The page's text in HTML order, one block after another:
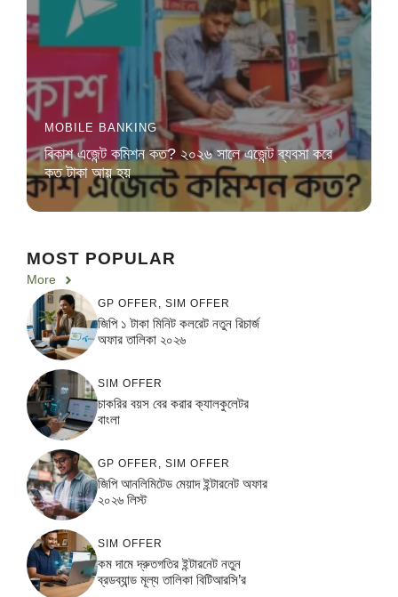
MOBILE BANKING
বিকাশ এজেন্ট কমিশন কত? ২০২৬ সালে এজেন্ট ব্যবসা করে
কত টাকা আয় হয়
MOST POPULAR
More
GP OFFER SIM OFFER
জিপি ১ টাকা মিনিট কলরেট নতুন রিচার্জ
অফার তালিকা ২০২৬
SIM OFFER
চাকরির বয়স বের করার ক্যালকুলেটর
বাংলা
GP OFFER SIM OFFER
জিপি আনলিমিটেড মেয়াদ ইন্টারনেট অফার
২০২৬ লিস্ট
SIM OFFER
কম দামে দ্রুতগতির ইন্টারনেট নতুন
ব্রডব্যান্ড মূল্য তালিকা বিটিআরসি’র